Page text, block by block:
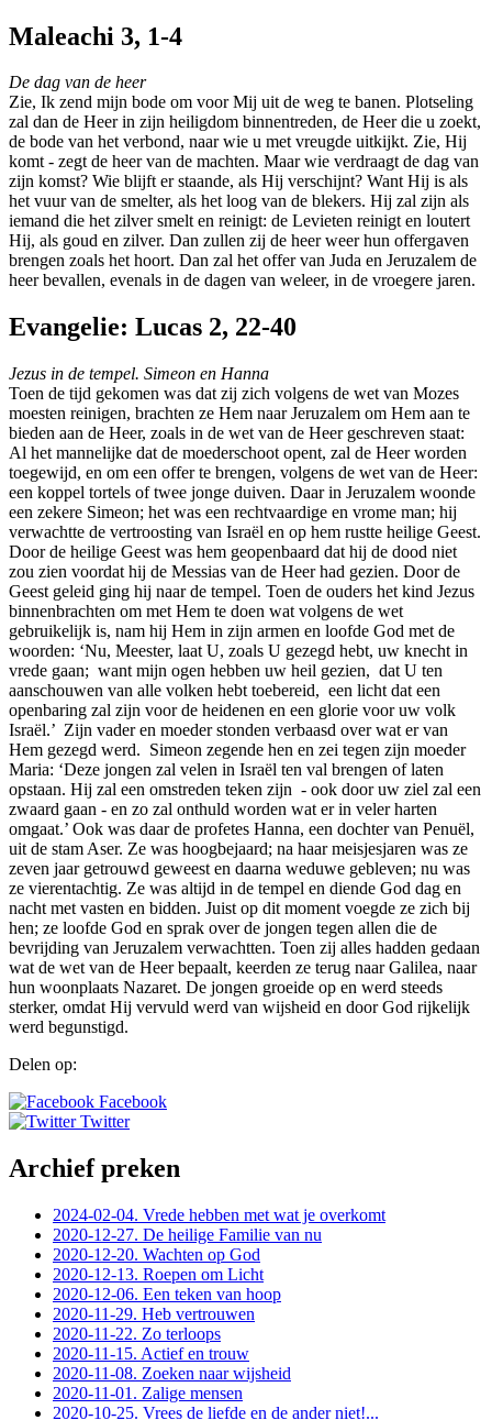
Maleachi 3, 1-4
De dag van de heer
Zie, Ik zend mijn bode om voor Mij uit de weg te banen. Plotseling
zal dan de Heer in zijn heiligdom binnentreden, de Heer die u zoekt,
de bode van het verbond, naar wie u met vreugde uitkijkt. Zie, Hij
komt - zegt de heer van de machten. Maar wie verdraagt de dag van
zijn komst? Wie blijft er staande, als Hij verschijnt? Want Hij is als
het vuur van de smelter, als het loog van de blekers. Hij zal zijn als
iemand die het zilver smelt en reinigt: de Levieten reinigt en loutert
Hij, als goud en zilver. Dan zullen zij de heer weer hun offergaven
brengen zoals het hoort. Dan zal het offer van Juda en Jeruzalem de
heer bevallen, evenals in de dagen van weleer, in de vroegere jaren.
Evangelie: Lucas 2, 22-40
Jezus in de tempel. Simeon en Hanna
Toen de tijd gekomen was dat zij zich volgens de wet van Mozes
moesten reinigen, brachten ze Hem naar Jeruzalem om Hem aan te
bieden aan de Heer, zoals in de wet van de Heer geschreven staat:
Al het mannelijke dat de moederschoot opent, zal de Heer worden
toegewijd, en om een offer te brengen, volgens de wet van de Heer:
een koppel tortels of twee jonge duiven. Daar in Jeruzalem woonde
een zekere Simeon; het was een rechtvaardige en vrome man; hij
verwachtte de vertroosting van Israël en op hem rustte heilige Geest.
Door de heilige Geest was hem geopenbaard dat hij de dood niet
zou zien voordat hij de Messias van de Heer had gezien. Door de
Geest geleid ging hij naar de tempel. Toen de ouders het kind Jezus
binnenbrachten om met Hem te doen wat volgens de wet
gebruikelijk is, nam hij Hem in zijn armen en loofde God met de
woorden: ‘Nu, Meester, laat U, zoals U gezegd hebt, uw knecht in
vrede gaan; want mijn ogen hebben uw heil gezien, dat U ten
aanschouwen van alle volken hebt toebereid, een licht dat een
openbaring zal zijn voor de heidenen en een glorie voor uw volk
Israël.’ Zijn vader en moeder stonden verbaasd over wat er van
Hem gezegd werd. Simeon zegende hen en zei tegen zijn moeder
Maria: ‘Deze jongen zal velen in Israël ten val brengen of laten
opstaan. Hij zal een omstreden teken zijn - ook door uw ziel zal een
zwaard gaan - en zo zal onthuld worden wat er in veler harten
omgaat.’ Ook was daar de profetes Hanna, een dochter van Penuël,
uit de stam Aser. Ze was hoogbejaard; na haar meisjesjaren was ze
zeven jaar getrouwd geweest en daarna weduwe gebleven; nu was
ze vierentachtig. Ze was altijd in de tempel en diende God dag en
nacht met vasten en bidden. Juist op dit moment voegde ze zich bij
hen; ze loofde God en sprak over de jongen tegen allen die de
bevrijding van Jeruzalem verwachtten. Toen zij alles hadden gedaan
wat de wet van de Heer bepaalt, keerden ze terug naar Galilea, naar
hun woonplaats Nazaret. De jongen groeide op en werd steeds
sterker, omdat Hij vervuld werd van wijsheid en door God rijkelijk
werd begunstigd.
Delen op:
Facebook
Twitter
Archief preken
2024-02-04. Vrede hebben met wat je overkomt
2020-12-27. De heilige Familie van nu
2020-12-20. Wachten op God
2020-12-13. Roepen om Licht
2020-12-06. Een teken van hoop
2020-11-29. Heb vertrouwen
2020-11-22. Zo terloops
2020-11-15. Actief en trouw
2020-11-08. Zoeken naar wijsheid
2020-11-01. Zalige mensen
2020-10-25. Vrees de liefde en de ander niet!...